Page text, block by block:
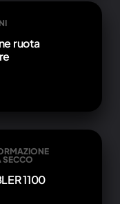
ruota
SECCO
1100